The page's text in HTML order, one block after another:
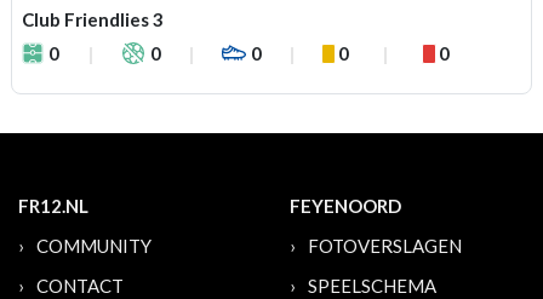
Club Friendlies 3
0
0 0 0 0
FR12.NL
COMMUNITY
CONTACT
FEYENOORD
FOTOVERSLAGEN
SPEELSCHEMA